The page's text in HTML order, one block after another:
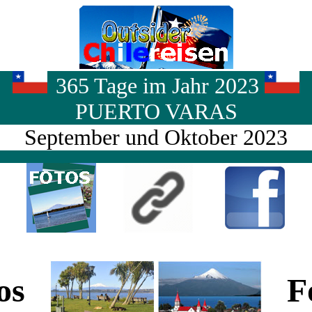
365 Tage im Jahr 2023
PUERTO VARAS
September und Oktober 2023